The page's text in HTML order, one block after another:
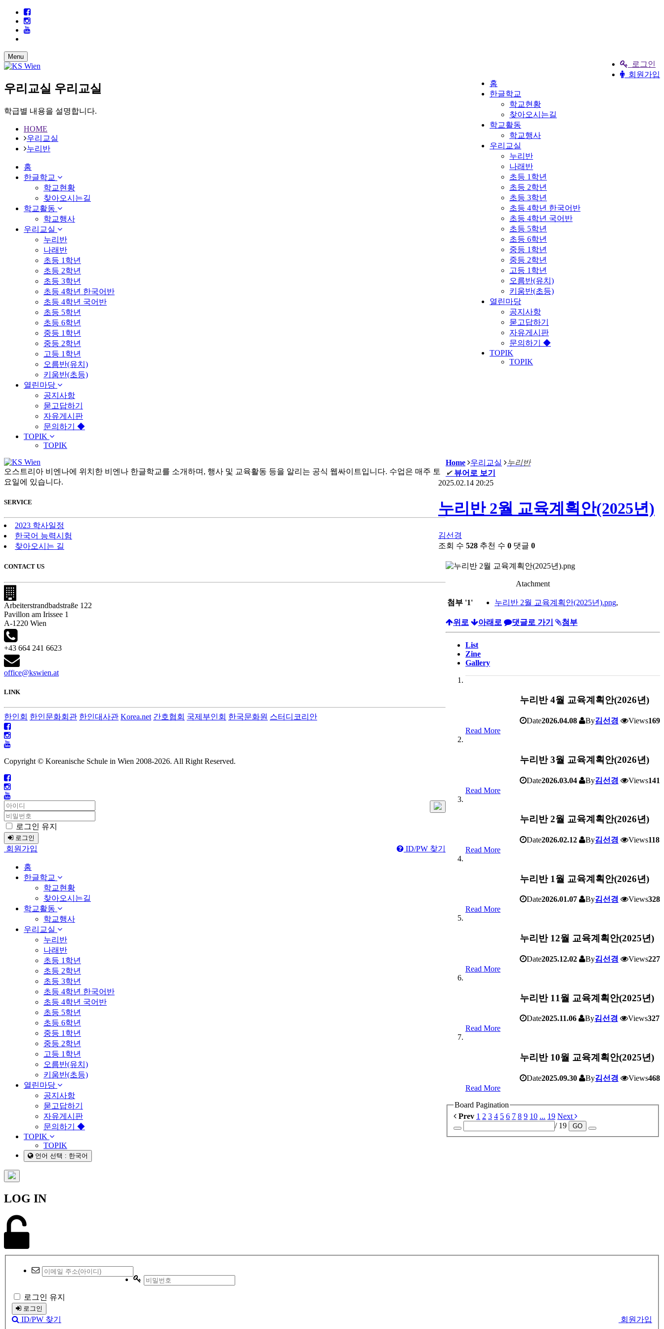
로그인
회원가입
Menu
홈
한글학교
학교현황
찾아오시는길
학교활동
학교행사
우리교실
누리반
나래반
초등 1학년
초등 2학년
초등 3학년
초등 4학년 한국어반
초등 4학년 국어반
초등 5학년
초등 6학년
중등 1학년
중등 2학년
고등 1학년
오름반(유치)
키움반(초등)
열린마당
공지사항
묻고답하기
자유게시판
문의하기 ◆
TOPIK
TOPIK
우리교실 우리교실
학급별 내용을 설명합니다.
HOME
우리교실
누리반
홈
한글학교
학교현황
찾아오시는길
학교활동
학교행사
우리교실
누리반
나래반
초등 1학년
초등 2학년
초등 3학년
초등 4학년 한국어반
초등 4학년 국어반
초등 5학년
초등 6학년
중등 1학년
중등 2학년
고등 1학년
오름반(유치)
키움반(초등)
열린마당
공지사항
묻고답하기
자유게시판
문의하기 ◆
TOPIK
TOPIK
Home 우리교실
누리반
✔ 뷰어로 보기
2025.02.14 20:25
누리반 2월 교육계획안(2025년)
김선경
조회 수 528 추천 수 0 댓글 0
Atachment
첨부 '1' 누리반 2월 교육계획안(2025년).png,
위로 아래로 댓글로 가기 첨부
List
Zine
Gallery
누리반 4월 교육계획안(2026년)
Date2026.04.08 By김선경 Views169
Read More
누리반 3월 교육계획안(2026년)
Date2026.03.04 By김선경 Views141
Read More
누리반 2월 교육계획안(2026년)
Date2026.02.12 By김선경 Views118
Read More
누리반 1월 교육계획안(2026년)
Date2026.01.07 By김선경 Views328
Read More
누리반 12월 교육계획안(2025년)
Date2025.12.02 By김선경 Views227
Read More
누리반 11월 교육계획안(2025년)
Date2025.11.06 By김선경 Views327
Read More
누리반 10월 교육계획안(2025년)
Date2025.09.30 By김선경 Views468
Read More
Board Pagination
Prev 1 2 3 4 5 6 7 8 9 10 ... 19 Next
/ 19
GO
오스트리아 비엔나에 위치한 비엔나 한글학교를 소개하며, 행사 및 교육활동 등을 알리는 공식 웹싸이트입니다. 수업은 매주 토
요일에 있습니다.
SERVICE
2023 학사일정
한국어 능력시험
찾아오시는 길
CONTACT US
Arbeiterstrandbadstraße 122
Pavillon am Irissee 1
A-1220 Wien
+43 664 241 6623
office@kswien.at
LINK
한인회 한인문화회관 한인대사관 Korea.net 간호협회 국제부인회 한국문화원 스터디코리안
Copyright © Koreanische Schule in Wien 2008-2026. All Right Reserved.
로그인 유지
로그인
회원가입 ID/PW 찾기
홈
한글학교
학교현황
찾아오시는길
학교활동
학교행사
우리교실
누리반
나래반
초등 1학년
초등 2학년
초등 3학년
초등 4학년 한국어반
초등 4학년 국어반
초등 5학년
초등 6학년
중등 1학년
중등 2학년
고등 1학년
오름반(유치)
키움반(초등)
열린마당
공지사항
묻고답하기
자유게시판
문의하기 ◆
TOPIK
TOPIK
언어 선택 : 한국어
LOG IN
로그인 유지
로그인
회원가입
ID/PW 찾기